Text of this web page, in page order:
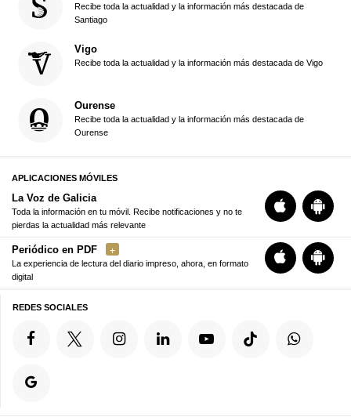
Recibe toda la actualidad y la información más destacada de
Santiago
Vigo
Recibe toda la actualidad y la información más destacada de Vigo
Ourense
Recibe toda la actualidad y la información más destacada de
Ourense
APLICACIONES MÓVILES
La Voz de Galicia
Toda la información en tu móvil. Recibe notificaciones y no te
pierdas la actualidad más relevante
Periódico en PDF
La experiencia de lectura del diario impreso, ahora, en formato
digital
REDES SOCIALES